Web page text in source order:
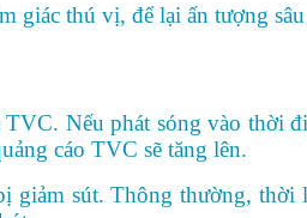
giác thú vị, để lại ấn tượng
Nếu phát sóng vào thời
cáo TVC sẽ tăng lên.
giảm sút. Thông thường,